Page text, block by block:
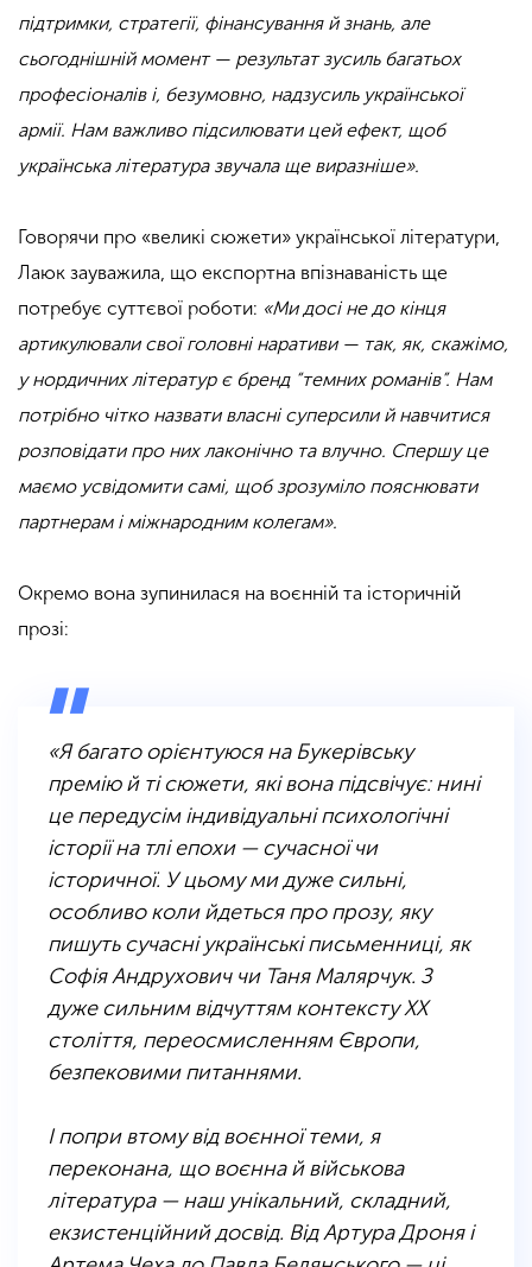
підтримки, стратегії, фінансування й знань, але
сьогоднішній момент — результат зусиль багатьох
професіоналів і, безумовно, надзусиль української
армії. Нам важливо підсилювати цей ефект, щоб
українська література звучала ще виразніше».
Говорячи про «великі сюжети» української літератури,
Лаюк зауважила, що експортна впізнаваність ще
потребує суттєвої роботи: «Ми досі не до кінця
артикулювали свої головні наративи — так, як, скажімо,
у нордичних літератур є бренд “темних романів”. Нам
потрібно чітко назвати власні суперсили й навчитися
розповідати про них лаконічно та влучно. Спершу це
маємо усвідомити самі, щоб зрозуміло пояснювати
партнерам і міжнародним колегам».
Окремо вона зупинилася на воєнній та історичній
прозі:
«Я багато орієнтуюся на Букерівську
премію й ті сюжети, які вона підсвічує: нині
це передусім індивідуальні психологічні
історії на тлі епохи — сучасної чи
історичної. У цьому ми дуже сильні,
особливо коли йдеться про прозу, яку
пишуть сучасні українські письменниці, як
Софія Андрухович чи Таня Малярчук. З
дуже сильним відчуттям контексту ХХ
століття, переосмисленням Європи,
безпековими питаннями.
І попри втому від воєнної теми, я
переконана, що воєнна й військова
література — наш унікальний, складний,
екзистенційний досвід. Від Артура Дроня і